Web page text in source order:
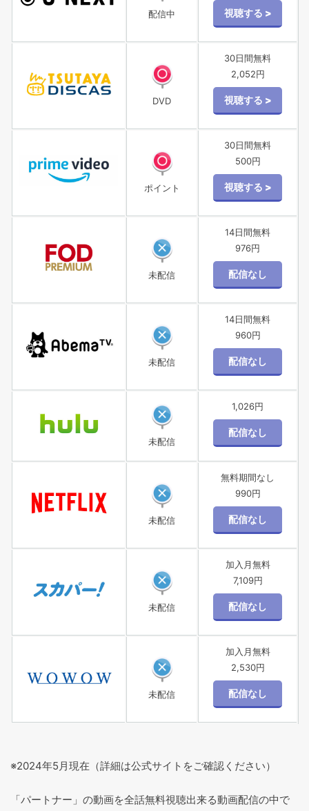
配信中
DVD
30日間無料
2,052円
ポイント
30日間無料
500円
未配信
14日間無料
976円
未配信
14日間無料
960円
未配信
1,026円
未配信
無料期間なし
990円
未配信
加入月無料
7,109円
未配信
加入月無料
2,530円
※2024年5月現在（詳細は公式サイトをご確認ください）
「パートナー」の動画を全話無料視聴出来る動画配信の中で